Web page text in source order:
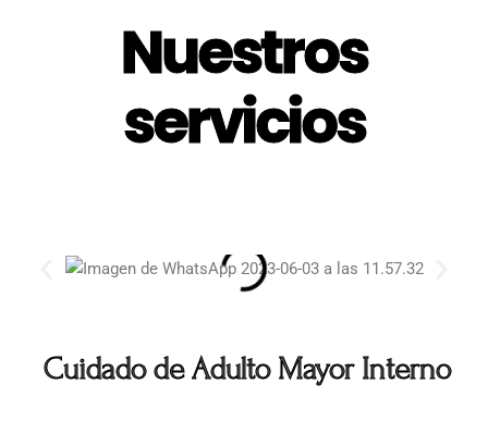
Nuestros
servicios
Cuidado de Adulto Mayor Interno